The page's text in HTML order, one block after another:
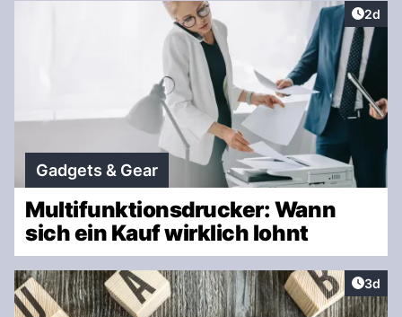
2d
Gadgets & Gear
Multifunktionsdrucker: Wann
sich ein Kauf wirklich lohnt
3d